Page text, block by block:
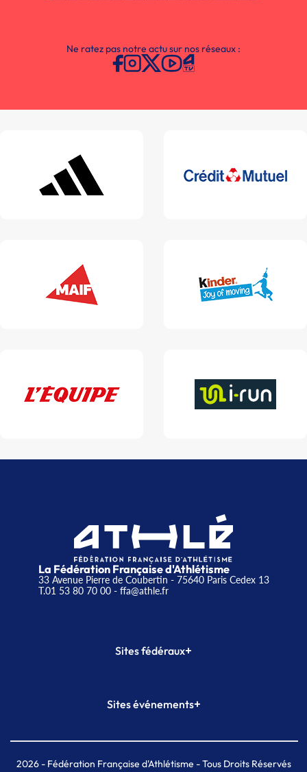
Ne ratez pas notre actu sur nos réseaux :
La Fédération Française d'Athlétisme
33 Avenue Pierre de Coubertin - 75640 Paris Cedex 13
T.01 53 80 70 00- ffa@athle.fr
Sites fédéraux+
Plateforme Formation
Sites événements+
Meeting de Paris indoor
MAIF Ekiden de Paris
2026- Fédération Française d'Athlétisme - Tous Droits Réservés